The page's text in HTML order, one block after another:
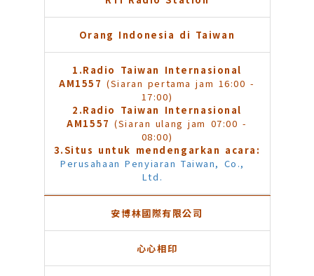
Orang Indonesia di Taiwan
1.Radio Taiwan Internasional
AM1557(Siaran pertama jam 16:00 -
17:00)
2.Radio Taiwan Internasional
AM1557(Siaran ulang jam 07:00 -
08:00)
3.Situs untuk mendengarkan acara:
Perusahaan Penyiaran Taiwan, Co.,
Ltd.
安博林國際有限公司
心心相印